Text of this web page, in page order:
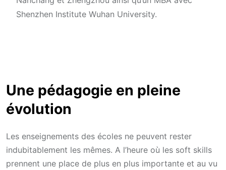
Shenzhen Institute Wuhan University.
Une pédagogie en pleine
évolution
Les enseignements des écoles ne peuvent rester
indubitablement les mêmes. A l’heure où les soft skills
prennent une place de plus en plus importante et au vu